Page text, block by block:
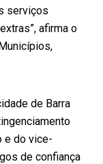
serviços
afirma o
de Barra
e do vice-
de confiança